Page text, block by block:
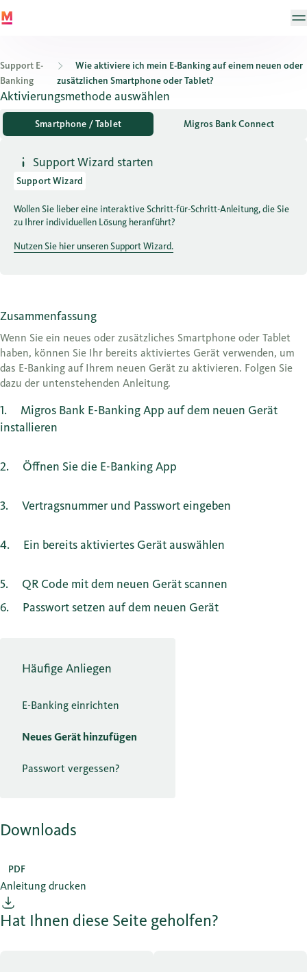
Support E-
Banking
Wie aktiviere ich mein E-Banking auf einem neuen oder
zusätzlichen Smartphone oder Tablet?
Wie aktiviere ich mein E-Banking auf einem neuen oder
Aktivierungsmethode auswählen
Smartphone / Tablet Migros Bank Connect
Support Wizard starten
Support Wizard
Wollen Sie lieber eine interaktive Schritt-für-Schritt-Anleitung, die Sie
zu Ihrer individuellen Lösung heranführt?
Nutzen Sie hier unseren Support Wizard.
Zusammenfassung
Wenn Sie ein neues oder zusätzliches Smartphone oder Tablet
haben, können Sie Ihr bereits aktiviertes Gerät verwenden, um
das E-Banking auf Ihrem neuen Gerät zu aktivieren. Folgen Sie
dazu der untenstehenden Anleitung.
1
Migros Bank E-Banking App auf dem neuen Gerät
installieren
2 Öffnen Sie die E-Banking App
3 Vertragsnummer und Passwort eingeben
4 Ein bereits aktiviertes Gerät auswählen
5
QR Code mit dem neuen Gerät scannen
6
Passwort setzen auf dem neuen Gerät
Häufige Anliegen
E-Banking einrichten
Neues Gerät hinzufügen
Passwort vergessen?
Downloads
PDF
Anleitung drucken
Hat Ihnen diese Seite geholfen?